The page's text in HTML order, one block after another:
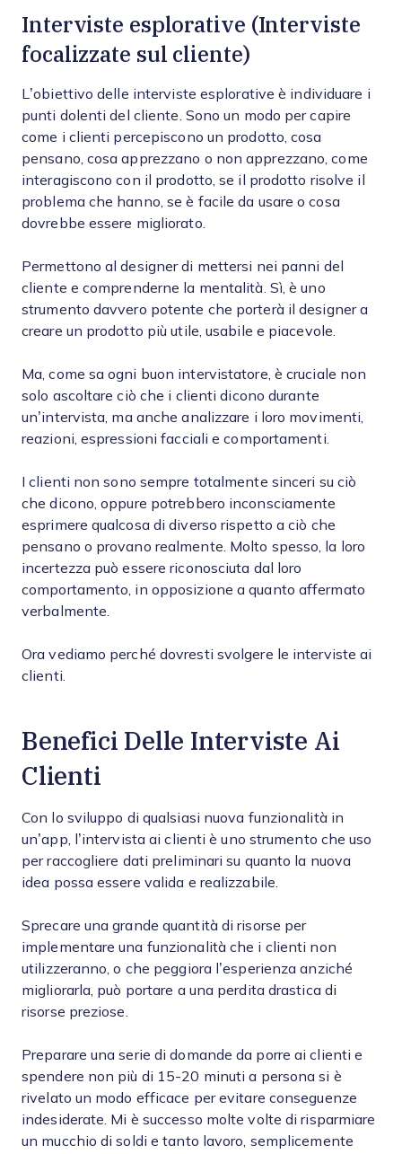
Interviste esplorative (Interviste
focalizzate sul cliente)
L’obiettivo delle interviste esplorative è individuare i
punti dolenti del cliente. Sono un modo per capire
come i clienti percepiscono un prodotto, cosa
pensano, cosa apprezzano o non apprezzano, come
interagiscono con il prodotto, se il prodotto risolve il
problema che hanno, se è facile da usare o cosa
dovrebbe essere migliorato.
Permettono al designer di mettersi nei panni del
cliente e comprenderne la mentalità. Sì, è uno
strumento davvero potente che porterà il designer a
creare un prodotto più utile, usabile e piacevole.
Ma, come sa ogni buon intervistatore, è cruciale non
solo ascoltare ciò che i clienti dicono durante
un’intervista, ma anche analizzare i loro movimenti,
reazioni, espressioni facciali e comportamenti.
I clienti non sono sempre totalmente sinceri su ciò
che dicono, oppure potrebbero inconsciamente
esprimere qualcosa di diverso rispetto a ciò che
pensano o provano realmente. Molto spesso, la loro
incertezza può essere riconosciuta dal loro
comportamento, in opposizione a quanto affermato
verbalmente.
Ora vediamo perché dovresti svolgere le interviste ai
clienti.
Benefici Delle Interviste Ai
Clienti
Con lo sviluppo di qualsiasi nuova funzionalità in
un’app, l’intervista ai clienti è uno strumento che uso
per raccogliere dati preliminari su quanto la nuova
idea possa essere valida e realizzabile.
Sprecare una grande quantità di risorse per
implementare una funzionalità che i clienti non
utilizzeranno, o che peggiora l’esperienza anziché
migliorarla, può portare a una perdita drastica di
risorse preziose.
Preparare una serie di domande da porre ai clienti e
spendere non più di 15-20 minuti a persona si è
rivelato un modo efficace per evitare conseguenze
indesiderate. Mi è successo molte volte di risparmiare
un mucchio di soldi e tanto lavoro, semplicemente